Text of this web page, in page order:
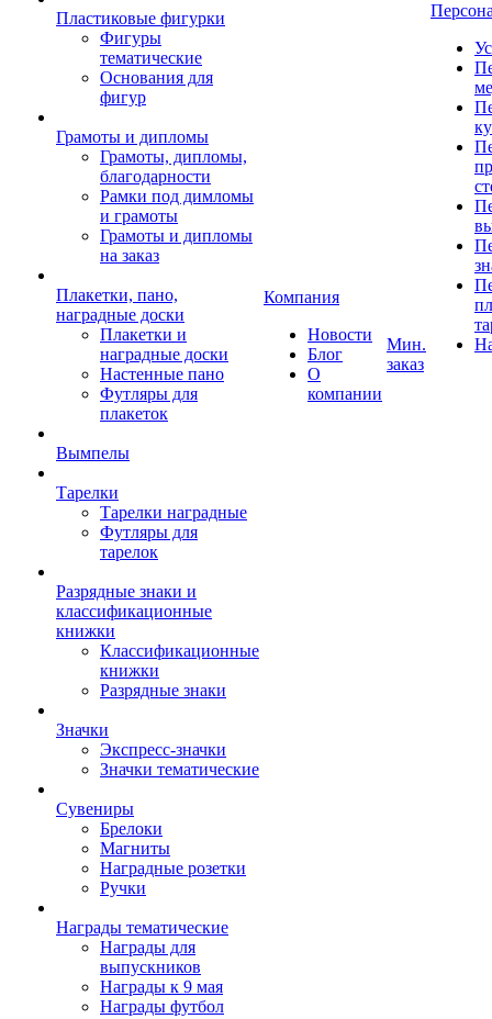
Пластиковые фигурки
Фигуры
тематические
Основания для
фигур
Грамоты и дипломы
Грамоты, дипломы,
благодарности
Рамки под димломы
и грамоты
Грамоты и дипломы
на заказ
Плакетки, пано,
наградные доски
Плакетки и
наградные доски
Настенные пано
Футляры для
плакеток
Вымпелы
Тарелки
Тарелки наградные
Футляры для
тарелок
Разрядные знаки и
классификационные
книжки
Классификационные
книжки
Разрядные знаки
Значки
Экспресс-значки
Значки тематические
Сувениры
Брелоки
Магниты
Наградные розетки
Ручки
Награды тематические
Награды для
выпускников
Награды к 9 мая
Награды футбол
Компания
Новости
Блог
О
компании
Мин.
заказ